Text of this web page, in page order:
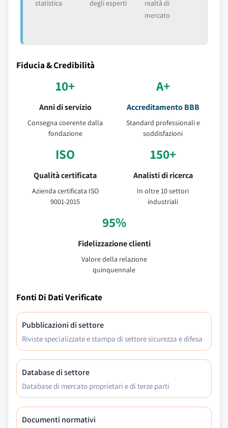
statistica
degli esperti
realtà di
mercato
Fiducia & Credibilità
10+
Anni di servizio
Consegna coerente dalla
fondazione
A+
Accreditamento BBB
Standard professionali e
soddisfazioni
ISO
Qualità certificata
Azienda certificata ISO
9001-2015
150+
Analisti di ricerca
In oltre 10 settori
industriali
95%
Fidelizzazione clienti
Valore della relazione
quinquennale
Fonti Di Dati Verificate
Pubblicazioni di settore
Riviste specializzate e stampa di settore sicurezza e difesa
Database di settore
Database di mercato proprietari e di terze parti
Documenti normativi